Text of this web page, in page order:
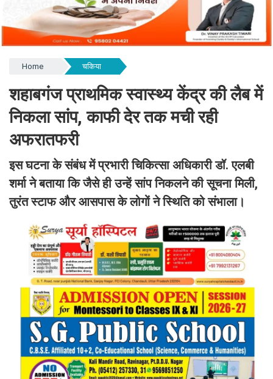
Home चकिया
शहाबगंज प्राथमिक स्वास्थ्य केंद्र की लैब में
निकला सांप, काफी देर तक मची रही
अफरातफरी ​​​​​​​
इस घटना के संबंध में प्रभारी चिकित्सा अधिकारी डॉ. एलबी
शर्मा ने बताया कि जैसे ही उन्हें सांप निकलने की सूचना मिली,
तुरंत स्टाफ और आसपास के लोगों ने स्थिति को संभाला।